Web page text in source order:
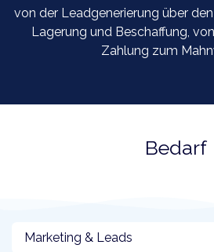
von der Leadgenerierung über
Lagerung und Beschaffung,
Zahlung zum
Bedarf
Marketing & Leads